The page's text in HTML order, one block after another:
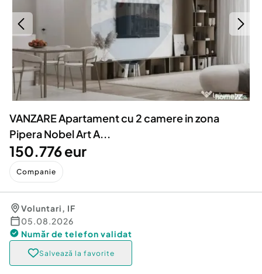
Servicii
Animale de companie
Afaceri și echipamente profesionale
Inchiriere Bunuri si Vehicule
Utilaje agricole si industriale
Piese auto si accesorii
Dacia Duster
VANZARE Apartament cu 2 camere in zona
Pipera Nobel Art A...
150.776 eur
Companie
Voluntari, IF
05.08.2026
Număr de telefon validat
Salvează la favorite